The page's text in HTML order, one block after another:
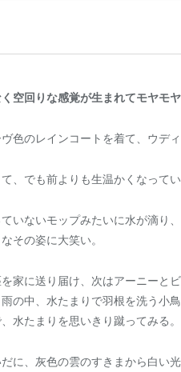
空回りな感覚が生まれてモヤモ
色のレインコートを着て、ウデ
、でも前よりも生温かくなってい
いないモップみたいに水が滴り
その姿に大笑い。
家に送り届け、次はアーニーとビ
の中、水たまりで羽根を洗う小鳥
水たまりを思いきり蹴ってみる。
に、灰色の雲のすきまから白い